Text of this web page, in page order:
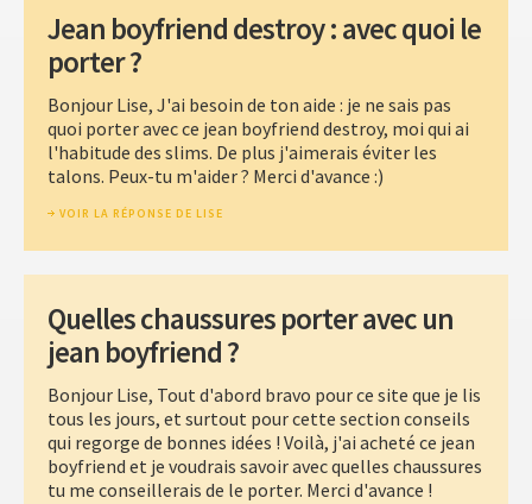
Jean boyfriend destroy : avec quoi le
porter ?
Bonjour Lise, J'ai besoin de ton aide : je ne sais pas
quoi porter avec ce jean boyfriend destroy, moi qui ai
l'habitude des slims. De plus j'aimerais éviter les
talons. Peux-tu m'aider ? Merci d'avance :)
VOIR LA RÉPONSE DE LISE
Quelles chaussures porter avec un
jean boyfriend ?
Bonjour Lise, Tout d'abord bravo pour ce site que je lis
tous les jours, et surtout pour cette section conseils
qui regorge de bonnes idées ! Voilà, j'ai acheté ce jean
boyfriend et je voudrais savoir avec quelles chaussures
tu me conseillerais de le porter. Merci d'avance !